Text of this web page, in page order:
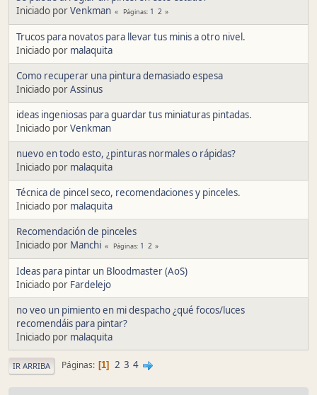
Iniciado porVenkman Páginas 1 2
Trucos para novatos para llevar tus minis a otro nivel.
Iniciado por malaquita
Como recuperar una pintura demasiado espesa
Iniciado porAssinus
ideas ingeniosas para guardar tus miniaturas pintadas.
Iniciado porVenkman
nuevo en todo esto, ¿pinturas normales o rápidas?
Iniciado por malaquita
Técnica de pincel seco, recomendaciones y pinceles.
Iniciado por malaquita
Recomendación de pinceles
Iniciado por Manchi Páginas 1 2
Ideas para pintar un Bloodmaster (AoS)
Iniciado por Fardelejo
no veo un pimiento en mi despacho ¿qué focos/luces
recomendáis para pintar?
Iniciado por malaquita
IR ARRIBA Páginas 1 2 3 4